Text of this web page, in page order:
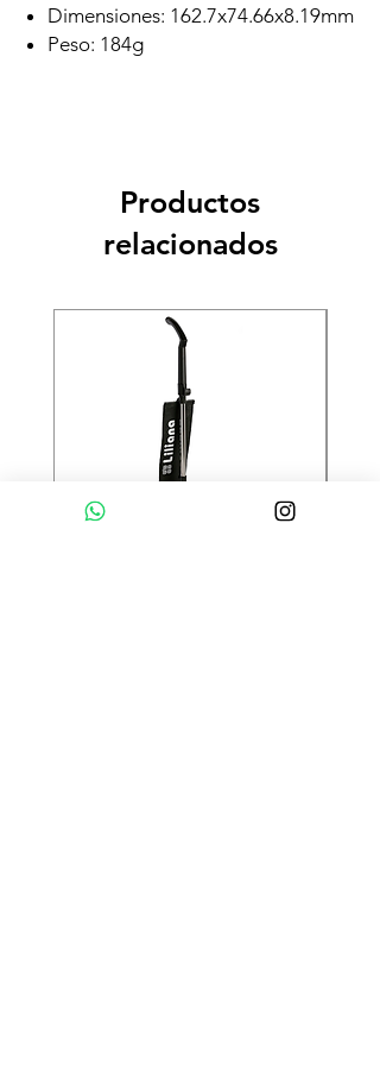
Dimensiones: 162.7x74.66x8.19mm
Peso: 184g
Productos
relacionados